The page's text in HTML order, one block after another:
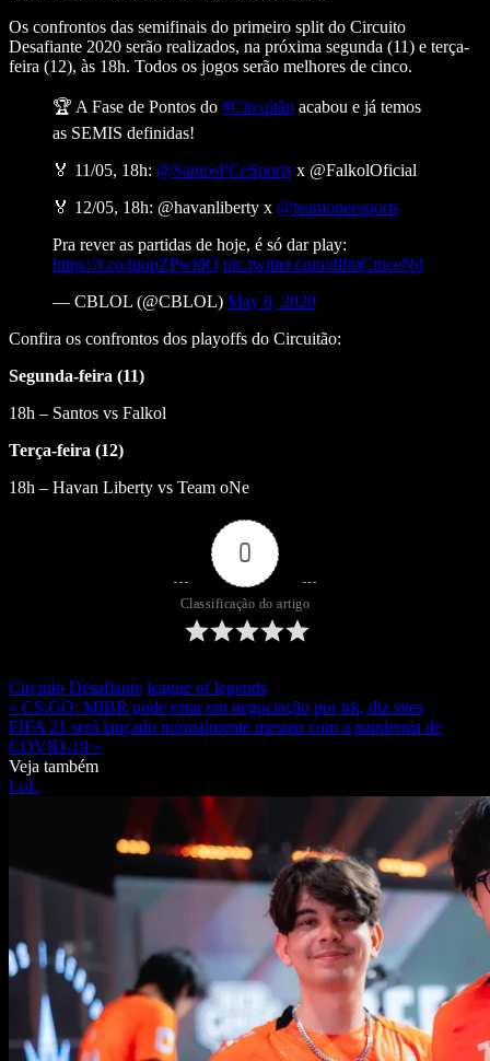
Os confrontos das semifinais do primeiro split do Circuito
Desafiante 2020 serão realizados, na próxima segunda (11) e terça-
feira (12), às 18h. Todos os jogos serão melhores de cinco.
🏆 A Fase de Pontos do #Circuitão acabou e já temos
as SEMIS definidas!
🏅 11/05, 18h: @SantosFCeSports x @FalkolOficial
🏅 12/05, 18h: @havanliberty x @teamoneesports
Pra rever as partidas de hoje, é só dar play:
https://t.co/tuopZPwidO pic.twitter.com/dlfmCmceNd
— CBLOL (@CBLOL) May 6, 2020
Confira os confrontos dos playoffs do Circuitão:
Segunda-feira (11)
18h – Santos vs Falkol
Terça-feira (12)
18h – Havan Liberty vs Team oNe
0
Classificação do artigo
Circuito Desafiante league of legends
« CS:GO: MIBR pode estar em negociação por trk, diz sites
FIFA 21 será lançado normalmente mesmo com a pandemia de
COVID-19 »
Veja também
LoL